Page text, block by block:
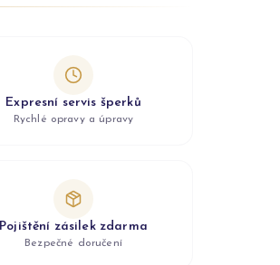
Expresní servis šperků
Rychlé opravy a úpravy
Pojištění zásilek zdarma
Bezpečné doručení